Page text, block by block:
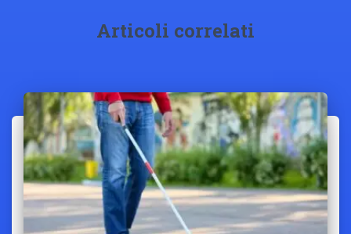
Articoli correlati